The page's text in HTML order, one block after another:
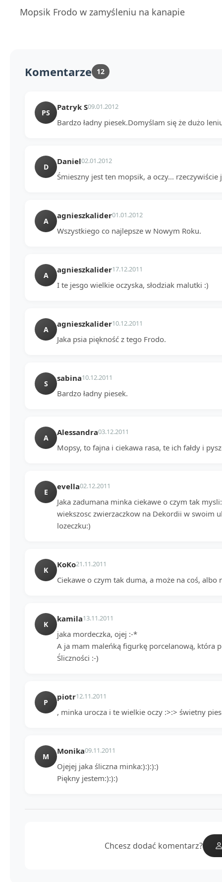
Mopsik Frodo w zamyśleniu na kanapie
Komentarze 12
PS
Patryk S09.01.2012
Bardzo ładny piesek.Domyślam się że dużo
D
Daniel02.01.2012
Śmieszny jest ten mopsik, a oczy... rzeczywiście
A
agnieszkalider01.01.2012
Wszystkiego co najlepsze w Nowym Roku.
A
agnieszkalider17.12.2011
I te jesgo wielkie oczyska, słodziak malutki :)
A
agnieszkalider10.12.2011
Jaka psia piękność z tego Frodo.
S
sabina10.12.2011
Bardzo ładny piesek.
A
Alessandra03.12.2011
Mopsy, to fajna i ciekawa rasa, te ich fałdy i
E
evella02.12.2011
Jaka zadumana minka ciekawe o czym tak
wiekszosc zwierzaczkow na Dekordii w swoim
lozeczku:)
K
KoKo21.11.2011
Ciekawe o czym tak duma, a może na coś, albo
K
kamila13.11.2011
jaka mordeczka, ojej :-*
A ja mam maleńką figurkę porcelanową, która
Śliczności :-)
P
piotr12.11.2011
, minka urocza i te wielkie oczy :>:> świetny
M
Monika09.11.2011
Ojejej jaka śliczna minka:):):):)
Piękny jestem:):):)
Chcesz dodać komentarz?